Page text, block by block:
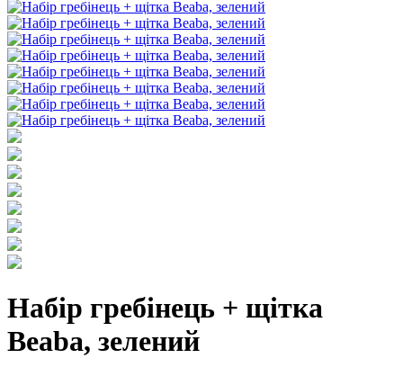
Набір гребінець + щітка
Beaba, зелений